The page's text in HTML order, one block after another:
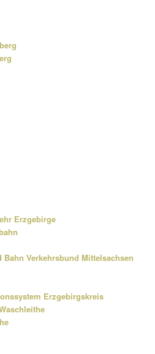
Erzgebirge
Verkehrsbund Mittelsachsen
Erzgebirgskreis